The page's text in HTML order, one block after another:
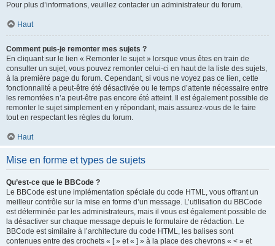
Pour plus d’informations, veuillez contacter un administrateur du forum.
Haut
Comment puis-je remonter mes sujets ?
En cliquant sur le lien « Remonter le sujet » lorsque vous êtes en train de
consulter un sujet, vous pouvez remonter celui-ci en haut de la liste des sujets,
à la première page du forum. Cependant, si vous ne voyez pas ce lien, cette
fonctionnalité a peut-être été désactivée ou le temps d’attente nécessaire entre
les remontées n’a peut-être pas encore été atteint. Il est également possible de
remonter le sujet simplement en y répondant, mais assurez-vous de le faire
tout en respectant les règles du forum.
Haut
Mise en forme et types de sujets
Qu’est-ce que le BBCode ?
Le BBCode est une implémentation spéciale du code HTML, vous offrant un
meilleur contrôle sur la mise en forme d’un message. L’utilisation du BBCode
est déterminée par les administrateurs, mais il vous est également possible de
la désactiver sur chaque message depuis le formulaire de rédaction. Le
BBCode est similaire à l’architecture du code HTML, les balises sont
contenues entre des crochets « [ » et « ] » à la place des chevrons « < » et